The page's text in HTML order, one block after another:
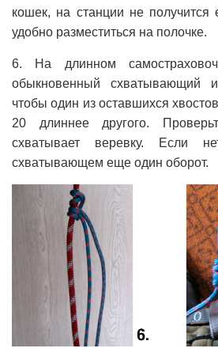
кошек, на станции не получится
удобно разместиться на полочке.
6. На длинном
обыкновенный схватывающий
чтобы один из оставшихся
20 длиннее другого.
схватывает веревку. Если
схватывающем еще один оборот.